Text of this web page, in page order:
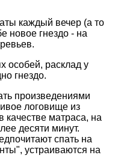
каждый вечер (а то
новое гнездо - на
особей, расклад у
гнездо.
произведениями
логовище из
качестве матраса, на
десяти минут.
спать на
устраиваются на